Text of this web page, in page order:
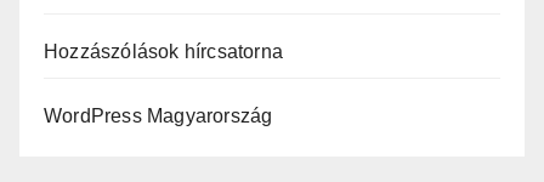
Hozzászólások hírcsatorna
WordPress Magyarország